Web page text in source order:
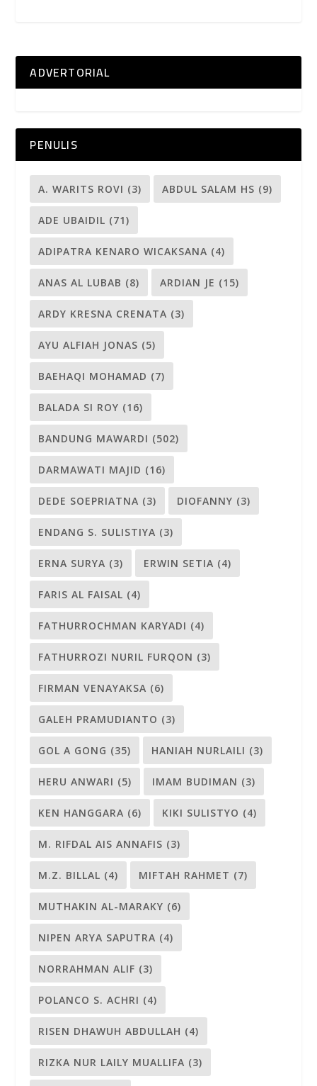
ADVERTORIAL
PENULIS
A. WARITS ROVI (3) ABDUL SALAM HS (9)
ADE UBAIDIL (71)
ADIPATRA KENARO WICAKSANA (4)
ANAS AL LUBAB (8) ARDIAN JE (15)
ARDY KRESNA CRENATA (3)
AYU ALFIAH JONAS (5)
BAEHAQI MOHAMAD (7)
BALADA SI ROY (16)
BANDUNG MAWARDI (502)
DARMAWATI MAJID (16)
DEDE SOEPRIATNA (3) DIOFANNY (3)
ENDANG S. SULISTIYA (3)
ERNA SURYA (3) ERWIN SETIA (4)
FARIS AL FAISAL (4)
FATHURROCHMAN KARYADI (4)
FATHURROZI NURIL FURQON (3)
FIRMAN VENAYAKSA (6)
GALEH PRAMUDIANTO (3)
GOL A GONG (35) HANIAH NURLAILI (3)
HERU ANWARI (5) IMAM BUDIMAN (3)
KEN HANGGARA (6) KIKI SULISTYO (4)
M. RIFDAL AIS ANNAFIS (3)
M.Z. BILLAL (4) MIFTAH RAHMET (7)
MUTHAKIN AL-MARAKY (6)
NIPEN ARYA SAPUTRA (4)
NORRAHMAN ALIF (3)
POLANCO S. ACHRI (4)
RISEN DHAWUH ABDULLAH (4)
RIZKA NUR LAILY MUALLIFA (3)